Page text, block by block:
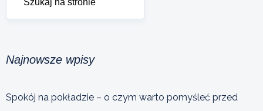
Najnowsze wpisy
Spokój na pokładzie – o czym warto pomyśleć przed